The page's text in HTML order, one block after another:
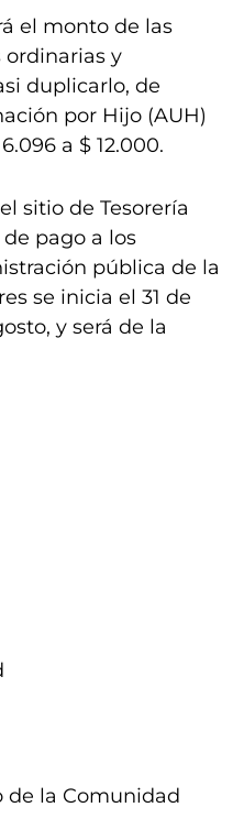
el monto de las
ordinarias y
duplicarlo, de
por Hijo (AUH)
a $ 12.000.
sitio de Tesorería
pago a los
pública de la
se inicia el 31 de
y será de la
de la Comunidad